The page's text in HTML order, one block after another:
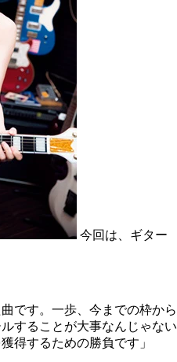
今回は、ギター
です。一歩、今までの枠から
することが大事なんじゃない
得するための勝負です」